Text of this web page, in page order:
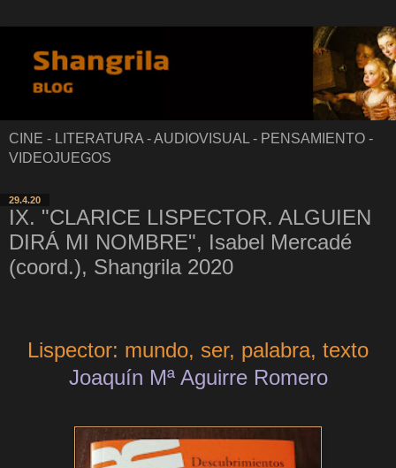
CINE - LITERATURA - AUDIOVISUAL - PENSAMIENTO -
VIDEOJUEGOS
29.4.20
IX. "CLARICE LISPECTOR. ALGUIEN
DIRÁ MI NOMBRE", Isabel Mercadé
(coord.), Shangrila 2020
Lispector: mundo, ser, palabra, texto
Joaquín Mª Aguirre Romero